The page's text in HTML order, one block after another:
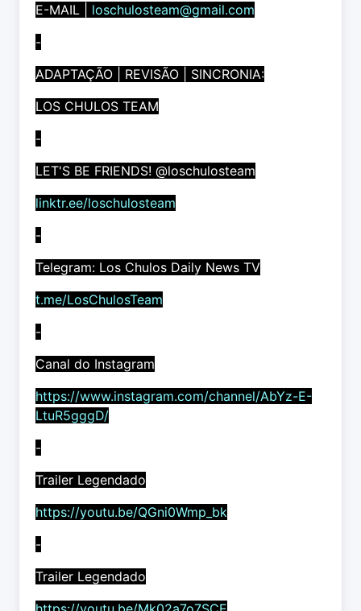
E-MAIL | loschulosteam@gmail.com
-
ADAPTAÇÃO | REVISÃO | SINCRONIA:
LOS CHULOS TEAM
-
LET'S BE FRIENDS! @loschulosteam
linktr.ee/loschulosteam
-
Telegram: Los Chulos Daily News TV
t.me/LosChulosTeam
-
Canal do Instagram
https://www.instagram.com/channel/AbYz-E-
LtuR5gggD/
-
Trailer Legendado
https://youtu.be/QGni0Wmp_bk
-
Trailer Legendado